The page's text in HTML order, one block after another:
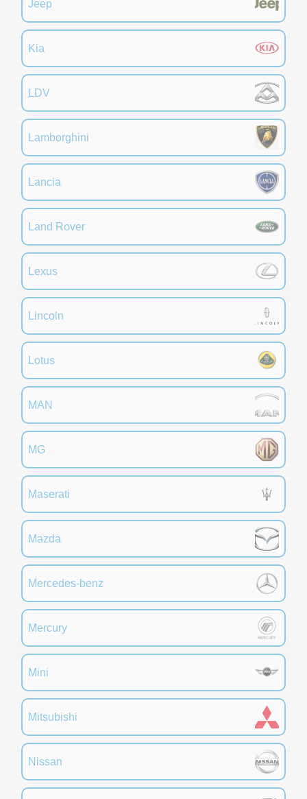
Jeep
Kia
LDV
Lamborghini
Lancia
Land Rover
Lexus
Lincoln
Lotus
MAN
MG
Maserati
Mazda
Mercedes-benz
Mercury
Mini
Mitsubishi
Nissan